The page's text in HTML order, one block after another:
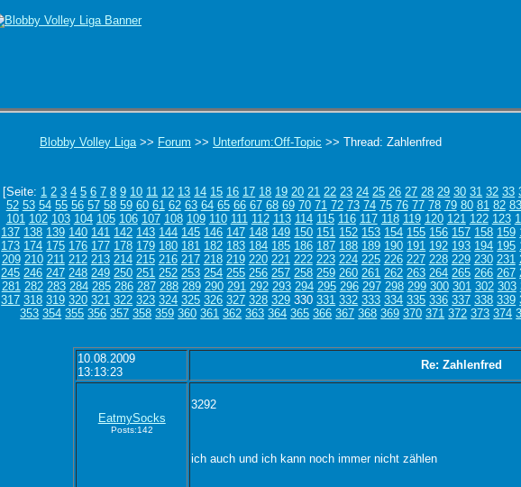
Blobby Volley Liga>> Forum >> Unterforum:Off-Topic >> Thread: Zahlenfred
[Seite: 1 2 3 4 5 6 7 8 9 10 11 12 13 14 15 16 17 18 19 20 21 22 23 24 25 26 27 28 29 30 31 32 33
52 53 54 55 56 57 58 59 60 61 62 63 64 65 66 67 68 69 70 71 72 73 74 75 76 77 78 79 80 81 82 83
101 102 103 104 105 106 107 108 109 110 111 112 113 114 115 116 117 118 119 120 121 122 123
137 138 139 140 141 142 143 144 145 146 147 148 149 150 151 152 153 154 155 156 157 158 159
173 174 175 176 177 178 179 180 181 182 183 184 185 186 187 188 189 190 191 192 193 194 195
209 210 211 212 213 214 215 216 217 218 219 220 221 222 223 224 225 226 227 228 229 230 231
245 246 247 248 249 250 251 252 253 254 255 256 257 258 259 260 261 262 263 264 265 266 267
281 282 283 284 285 286 287 288 289 290 291 292 293 294 295 296 297 298 299 300 301 302 303
317 318 319 320 321 322 323 324 325 326 327 328 329 330331 332 333 334 335 336 337 338 339
353 354 355 356 357 358 359 360 361 362 363 364 365 366 367 368 369 370 371 372 373 374
10.08.2009
13:13:23
Re: Zahlenfred
EatmySocks
Posts:142
3292
ich auch und ich kann noch immer nicht zählen